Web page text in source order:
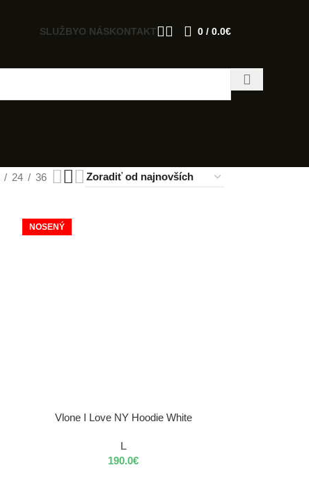
SLUŽBYO NÁSKONTAKT 0 / 0.0€
24 36
NOSENÝ
VÝBER MOŽNOSTÍ
Vlone I Love NY Hoodie White
L
190.0€